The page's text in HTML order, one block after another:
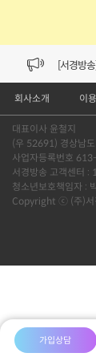
[VOD공
[서경방
[서경방
[공지] 개
[서경방
[VOD공
회사소개 이
대표이사 윤철지
(우 52691) 경상남
사업자등록번호
서경방송 고객센터
청소년보호책임자 :
Copyright ⓒ (주)서
가입상담